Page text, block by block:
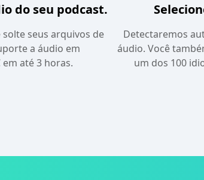
do seu podcast.
seus arquivos de
a áudio em
em até 3 horas.
Detectaremos
áudio. Você
um dos 100